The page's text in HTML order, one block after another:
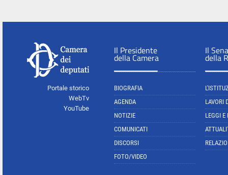
Portale storico
WebTv
YouTube
Il Presidente
della Camera
BIOGRAFIA
AGENDA
NOTIZIE
COMUNICATI
DISCORSI
FOTO/VIDEO
Il
della
LAVORI
LEGGI E